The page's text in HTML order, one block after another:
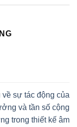
về sự tác động của
và tần số cộng
trong thiết kế âm